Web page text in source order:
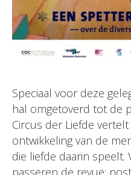
Speciaal voor deze
hal omgetoverd tot de
Circus der Liefde
ontwikkeling van de
die liefde daarin speelt.
passeren de revue: